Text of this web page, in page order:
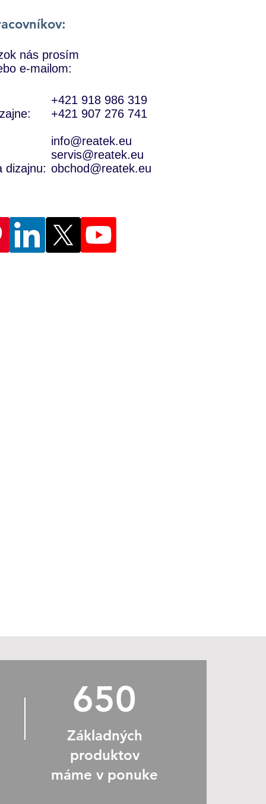
nás prosím
e-mailom:
dizajnu:
+421 918 986 319
+421 907 276 741
info@reatek.eu
servis@reatek.eu
obchod@reatek.eu
650
Základných
produktov
máme v ponuke